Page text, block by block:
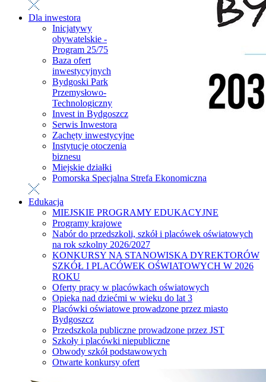
Dla inwestora
Inicjatywy
obywatelskie -
Program 25/75
Baza ofert
inwestycyjnych
Bydgoski Park
Przemysłowo-
Technologiczny
Invest in Bydgoszcz
Serwis Inwestora
Zachęty inwestycyjne
Instytucje otoczenia
biznesu
Miejskie działki
Pomorska Specjalna Strefa Ekonomiczna
Edukacja
MIEJSKIE PROGRAMY EDUKACYJNE
Programy krajowe
Nabór do przedszkoli, szkół i placówek oświatowych
na rok szkolny 2026/2027
KONKURSY NA STANOWISKA DYREKTORÓW
SZKÓŁ I PLACÓWEK OŚWIATOWYCH W 2026
ROKU
Oferty pracy w placówkach oświatowych
Opieka nad dziećmi w wieku do lat 3
Placówki oświatowe prowadzone przez miasto
Bydgoszcz
Przedszkola publiczne prowadzone przez JST
Szkoły i placówki niepubliczne
Obwody szkół podstawowych
Otwarte konkursy ofert